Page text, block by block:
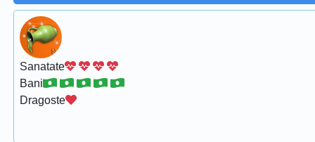
Sanatate
Bani
Dragoste